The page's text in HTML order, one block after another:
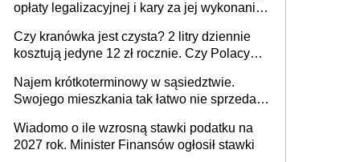
opłaty legalizacyjnej i kary za jej wykonanie,
Czy kranówka jest czysta? 2 litry dziennie
kosztują jedyne 12 zł rocznie. Czy Polacy
Najem krótkoterminowy w sąsiedztwie.
Swojego mieszkania tak łatwo nie sprzedaż
Wiadomo o ile wzrosną stawki podatku na
2027 rok. Minister Finansów ogłosił stawki